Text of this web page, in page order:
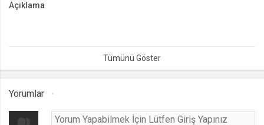
Seçilen dil tercihini tutmak
.web.tv
Açıklama
çökmesi sonucu 29 yaşındaki bir genç ağır yaralandı.
Yorumlar